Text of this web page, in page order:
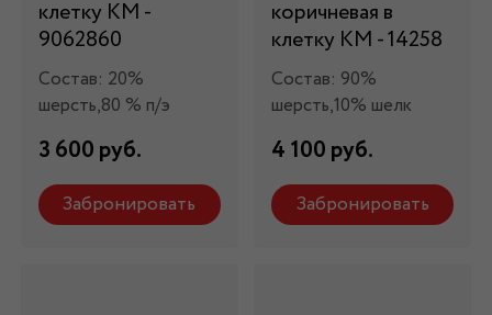
клетку КМ -
9062860
Состав: 20%
шерсть,80 % п/э
3 600 руб.
Забронировать
коричневая в
клетку КМ - 14258
Состав: 90%
шерсть,10% шелк
4 100 руб.
Забронировать